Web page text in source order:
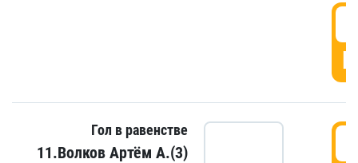
Гол в равенстве
11.Волков Артём А.(3)